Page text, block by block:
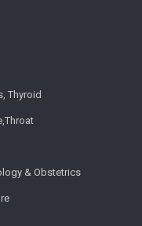
Thyroid
& Obstetrics